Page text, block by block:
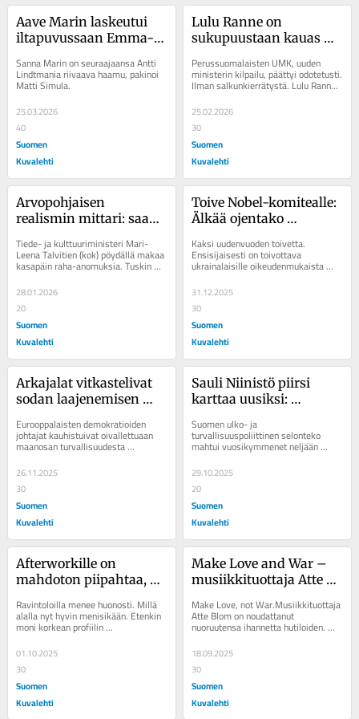
Aave Marin laskeutui
iltapuvussaan Emma-
matolle jo ennen
Marian ilmestyspäivää
Sanna Marin on seuraajaansa Antti
Lindtmania riivaava haamu, pakinoi
Matti Simula.
25.03.2026
40
Suomen
Kuvalehti
Lulu Ranne on
sukupuustaan kauas
on vihreän liikkeen
kantaisiä
Perussuomalaisten UMK, uuden
ministerin kilpailu, päättyi odotetusti.
Ilman salkunkierrätystä. Lulu Ranne
jatkaa liikenne- ja...
25.02.2026
30
Suomen
Kuvalehti
Arvopohjaisen
realismin mittari: saako
yhdistysten liitto
OKM:n rahoitusta
Tiede- ja kulttuuriministeri Mari-
Leena Talvitien (kok) pöydällä makaa
kasapäin raha-anomuksia. Tuskin
näkee ministeri pinon yli. ...
28.01.2026
20
Suomen
Kuvalehti
Toive Nobel-komitealle:
Älkää ojentako
presidentti Stubbille
Kaksi uudenvuoden toivetta.
Ensisijaisesti on toivottava
ukrainalaisille oikeudenmukaista
Norjan Nobel-komitean...
31.12.2025
30
Suomen
Kuvalehti
Arkajalat vitkastelivat
sodan laajenemisen
tilan bisneksilleen
Eurooppalaisten demokratioiden
johtajat kauhistuivat oivallettuaan
maanosan turvallisuudesta
matkasivat...
26.11.2025
30
Suomen
Kuvalehti
Sauli Niinistö piirsi
karttaa uusiksi:
Suomenlahti
Suomen ulko- ja
turvallisuuspoliittinen selonteko
mahtui vuosikymmenet neljään
sanaan: Maantieteelle emme mahda
mitään. Hokema tarkoitti oikeasti...
29.10.2025
20
Suomen
Kuvalehti
Afterworkille on
mahdoton piipahtaa,
työpäivä
Ravintoloilla menee huonosti. Millä
alalla nyt hyvin menisikään. Etenkin
moni korkean profiilin
huippuravintola on antanut tänä
vuonna itselleen...
01.10.2025
30
Suomen
Kuvalehti
Make Love and War –
musiikkituottaja Atte
Lovessa, mutta myös
puolustanut sotaa
Make Love, not War.Musiikkituottaja
Atte Blom on noudattanut
nuoruutensa ihannetta hutiloiden.
mutta myös...
18.09.2025
30
Suomen
Kuvalehti